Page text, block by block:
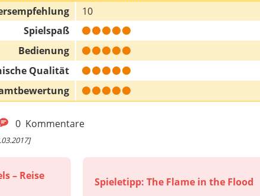
10
Spielspaß
Bedienung
Qualität
0 Kommentare
– Reise
Spieletipp: The Flame in the Flood